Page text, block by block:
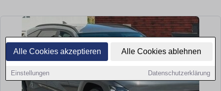
Alle Cookies akzeptieren Alle Cookies ablehnen
Einstellungen Datenschutzerklärung